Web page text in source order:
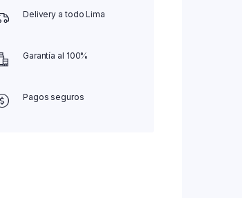
Delivery a todo Lima
Garantía al 100%
Pagos seguros